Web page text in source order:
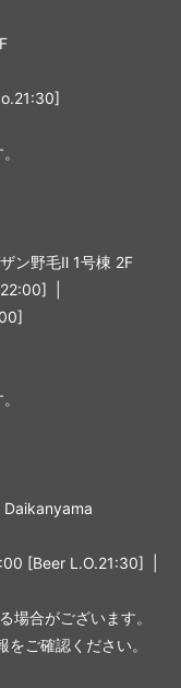
]
ン野毛Ⅱ 1号棟 2F
|
[Beer L.O.21:30] |
場合がございます。
ご確認ください。